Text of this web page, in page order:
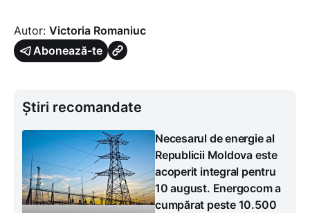
Autor: Victoria Romaniuc
Abonează-te
Știri recomandate
Necesarul de energie al
Republicii Moldova este
acoperit integral pentru
10 august. Energocom a
cumpărat peste 10.500